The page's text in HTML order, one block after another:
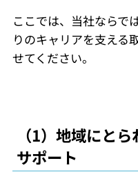
ここでは、当社ならで
りのキャリアを支える
せてください。
（1）地域にと
サポート